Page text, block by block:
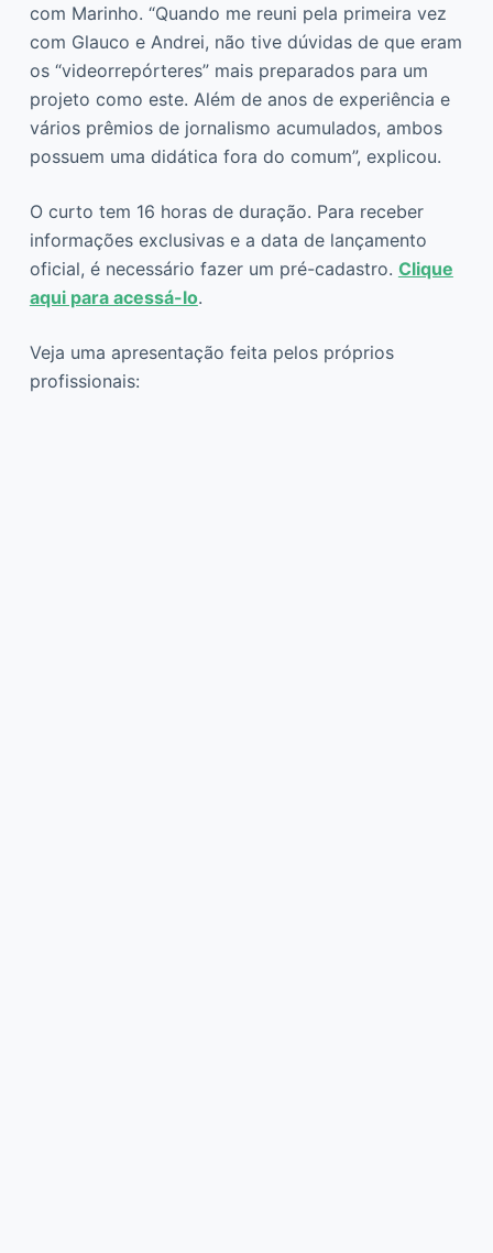
com Marinho. “Quando me reuni pela primeira vez
com Glauco e Andrei, não tive dúvidas de que eram
os “videorrepórteres” mais preparados para um
projeto como este. Além de anos de experiência e
vários prêmios de jornalismo acumulados, ambos
possuem uma didática fora do comum”, explicou.
O curto tem 16 horas de duração. Para receber
informações exclusivas e a data de lançamento
oficial, é necessário fazer um pré-cadastro. Clique
aqui para acessá-lo.
Veja uma apresentação feita pelos próprios
profissionais: